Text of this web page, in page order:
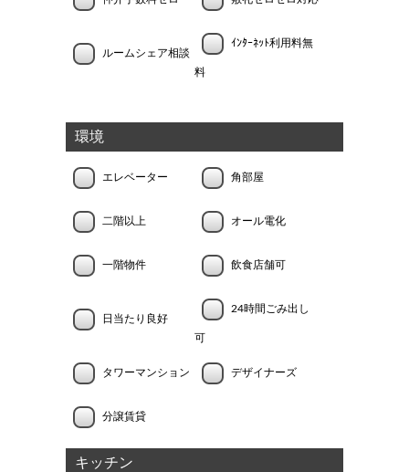
ルームシェア相談
ｲﾝﾀｰﾈｯﾄ利用料無
料
環境
エレベーター 角部屋
二階以上 オール電化
一階物件 飲食店舗可
日当たり良好
24時間ごみ出し
可
タワーマンション デザイナーズ
分譲賃貸
キッチン